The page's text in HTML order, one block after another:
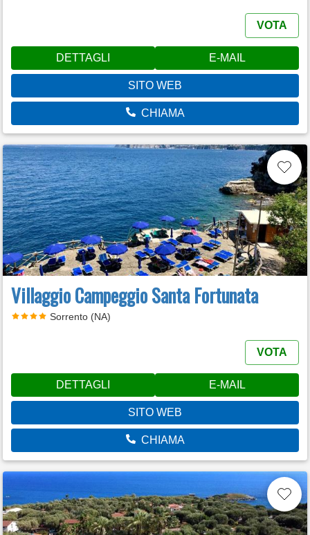
VOTA
DETTAGLI E-MAIL
SITO WEB
CHIAMA
Villaggio Campeggio Santa Fortunata
Sorrento (NA)
VOTA
DETTAGLI E-MAIL
SITO WEB
CHIAMA